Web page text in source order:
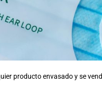
producto envasado y se